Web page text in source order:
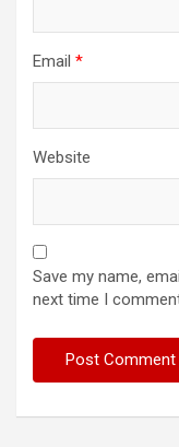
Email *
Website
Save my name,
next time I